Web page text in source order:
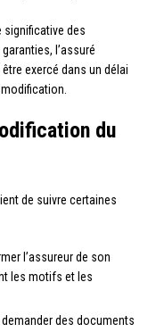
significative des
l’assuré
exercé dans un délai
du
de suivre certaines
l’assureur de son
les motifs et les
demander des documents